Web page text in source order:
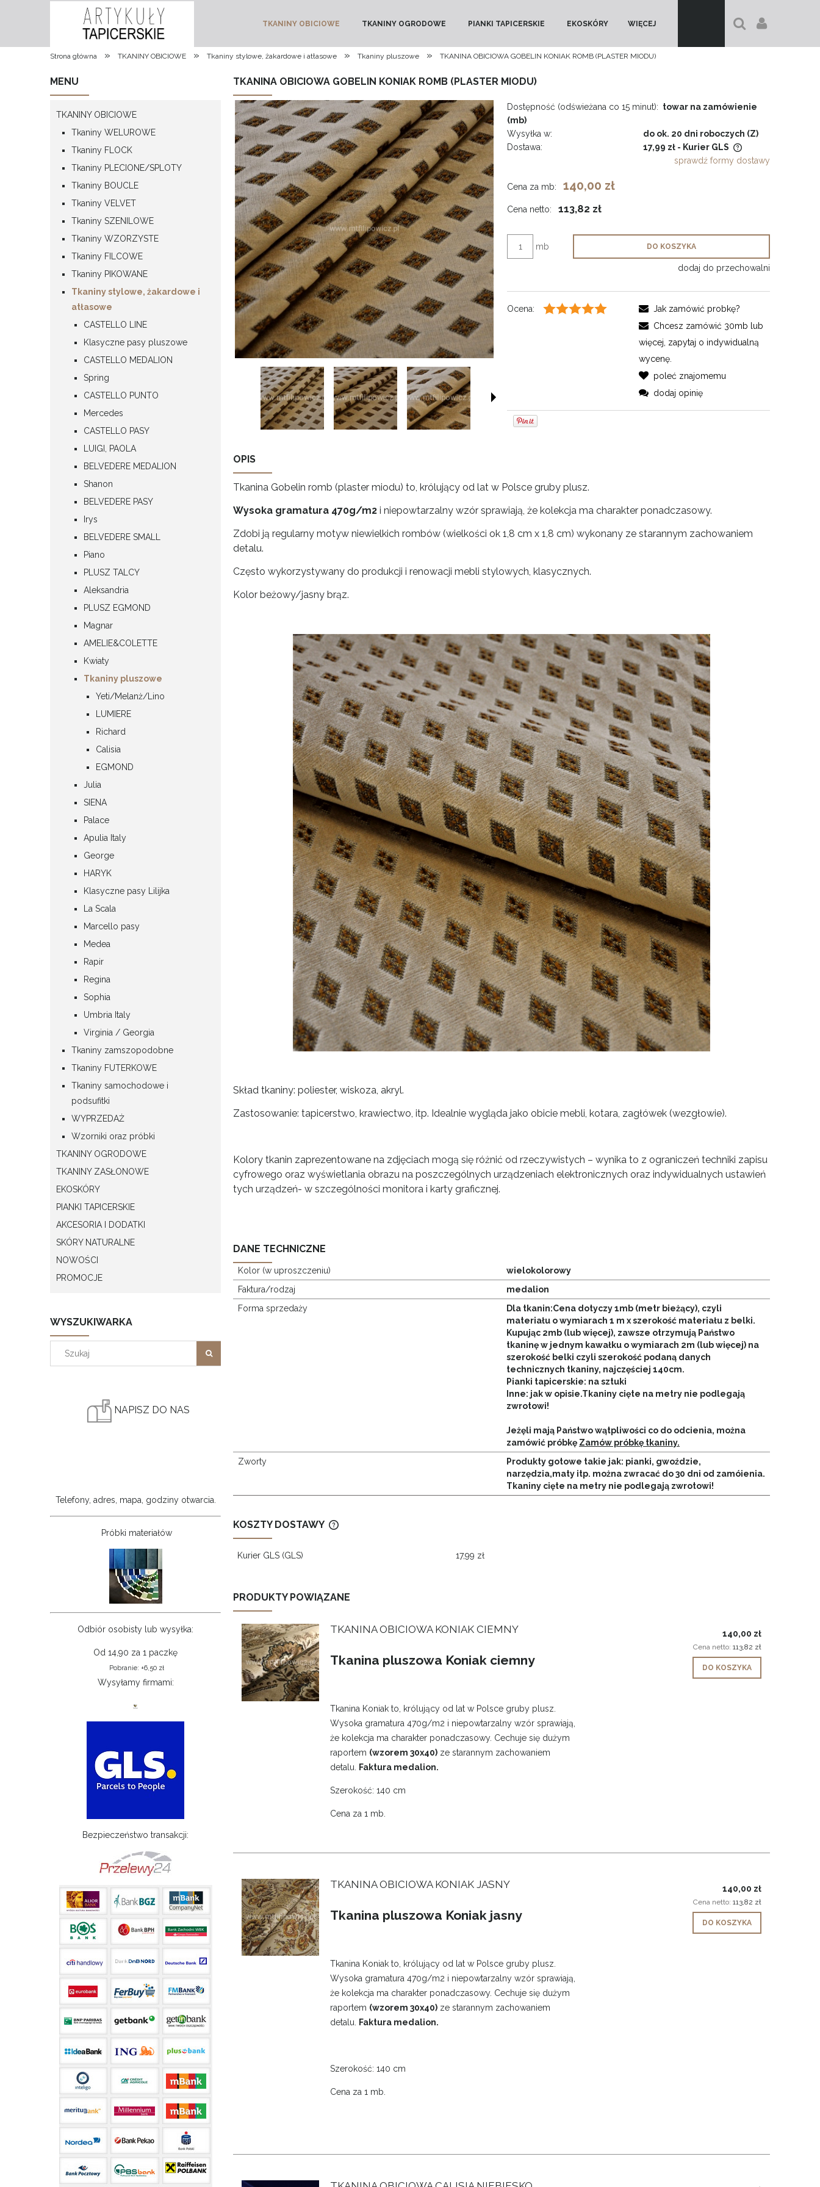
TKANINY OBICIOWE TKANINY OGRODOWE PIANKI TAPICERSKIE EKOSKÓRY WIĘCEJ
Strona główna » TKANINY OBICIOWE » Tkaniny stylowe, żakardowe i atłasowe » Tkaniny pluszowe » TKANINA OBICIOWA GOBELIN KONIAK ROMB (PLASTER MIODU)
MENU
TKANINY OBICIOWE
Tkaniny WELUROWE
Tkaniny FLOCK
Tkaniny PLECIONE/SPLOTY
Tkaniny BOUCLE
Tkaniny VELVET
Tkaniny SZENILOWE
Tkaniny WZORZYSTE
Tkaniny FILCOWE
Tkaniny PIKOWANE
Tkaniny stylowe, żakardowe i
atłasowe
CASTELLO LINE
Klasyczne pasy pluszowe
CASTELLO MEDALION
Spring
CASTELLO PUNTO
Mercedes
CASTELLO PASY
LUIGI, PAOLA
BELVEDERE MEDALION
Shanon
BELVEDERE PASY
Irys
BELVEDERE SMALL
Piano
PLUSZ TALCY
Aleksandria
PLUSZ EGMOND
Magnar
AMELIE&COLETTE
Kwiaty
Tkaniny pluszowe
Yeti/Melanż/Lino
LUMIERE
Richard
Calisia
EGMOND
Julia
SIENA
Palace
Apulia Italy
George
HARYK
Klasyczne pasy Lilijka
La Scala
Marcello pasy
Medea
Rapir
Regina
Sophia
Umbria Italy
Virginia / Georgia
Tkaniny zamszopodobne
Tkaniny FUTERKOWE
Tkaniny samochodowe i
podsufitki
WYPRZEDAŻ
Wzorniki oraz próbki
TKANINY OGRODOWE
TKANINY ZASŁONOWE
EKOSKÓRY
PIANKI TAPICERSKIE
AKCESORIA I DODATKI
SKÓRY NATURALNE
NOWOŚCI
PROMOCJE
WYSZUKIWARKA
NAPISZ DO NAS
Telefony, adres, mapa, godziny otwarcia.
Próbki materiałów
Odbiór osobisty lub wysyłka:
Od 14,90 za 1 paczkę
Pobranie: +6,50 zł
Wysyłamy firmami:
Bezpieczeństwo transakcji:
TKANINA OBICIOWA GOBELIN KONIAK ROMB (PLASTER MIODU)
Dostępność (odświeżana co 15 minut): towar na zamówienie
(mb)
Wysyłka w:
do ok. 20 dni roboczych (Z)
Dostawa:
17,99 zł - Kurier GLS
kosztów płatności
sprawdź formy dostawy
Cena za mb: 140,00 zł
Cena netto: 113,82 zł
mb DO KOSZYKA
dodaj do przechowalni
Ocena:
Jak zamówić probkę?
Chcesz zamówić 30mb lub
więcej, zapytaj o indywidualną
wycenę.
poleć znajomemu
dodaj opinię
OPIS
Tkanina Gobelin romb (plaster miodu) to, królujący od lat w Polsce gruby plusz.
Wysoka gramatura 470g/m2 i niepowtarzalny wzór sprawiają, że kolekcja ma charakter ponadczasowy.
Zdobi ją regularny motyw niewielkich rombów (wielkości ok 1,8 cm x 1,8 cm) wykonany ze starannym zachowaniem
detalu.
Często wykorzystywany do produkcji i renowacji mebli stylowych, klasycznych.
Kolor beżowy/jasny brąz.
Skład tkaniny: poliester, wiskoza, akryl.
Zastosowanie: tapicerstwo, krawiectwo, itp. Idealnie wygląda jako obicie mebli, kotara, zagłówek (wezgłowie).
Kolory tkanin zaprezentowane na zdjęciach mogą się różnić od rzeczywistych – wynika to z ograniczeń techniki zapisu
cyfrowego oraz wyświetlania obrazu na poszczególnych urządzeniach elektronicznych oraz indywidualnych ustawień
tych urządzeń- w szczególności monitora i karty graficznej.
DANE TECHNICZNE
Kolor (w uproszczeniu)
wielokolorowy
Faktura/rodzaj
medalion
Forma sprzedaży
Dla tkanin:Cena dotyczy 1mb (metr bieżący), czyli
materiału o wymiarach 1 m x szerokość materiału z belki.
Kupując 2mb (lub więcej), zawsze otrzymują Państwo
tkaninę w jednym kawałku o wymiarach 2m (lub więcej) na
szerokość belki czyli szerokość podaną danych
technicznych tkaniny, najczęściej 140cm.
Pianki tapicerskie: na sztuki
Inne: jak w opisie.Tkaniny cięte na metry nie podlegają
zwrotowi!
Jeżęli mają Państwo wątpliwości co do odcienia, można
zamówić próbkę Zamów próbkę tkaniny.
Zworty
Produkty gotowe takie jak: pianki, gwoździe,
narzędzia,maty itp. można zwracać do 30 dni od zamóienia.
Tkaniny cięte na metry nie podlegają zwrotowi!
KOSZTY DOSTAWY
CENA NIE ZAWIERA EWENTUALNYCH
Kurier GLS (GLS) 17,99 zł
PRODUKTY POWIĄZANE
TKANINA OBICIOWA KONIAK CIEMNY
Tkanina pluszowa Koniak ciemny
Tkanina Koniak to, królujący od lat w Polsce gruby plusz.
Wysoka gramatura 470g/m2 i niepowtarzalny wzór sprawiają,
że kolekcja ma charakter ponadczasowy. Cechuje się dużym
raportem (wzorem 30x40) ze starannym zachowaniem
detalu.
Faktura medalion.
Szerokość: 140 cm
Cena za 1 mb.
140,00 zł
Cena netto: 113,82 zł
DO KOSZYKA
TKANINA OBICIOWA KONIAK JASNY
Tkanina pluszowa Koniak jasny
Tkanina Koniak to, królujący od lat w Polsce gruby plusz.
Wysoka gramatura 470g/m2 i niepowtarzalny wzór sprawiają,
że kolekcja ma charakter ponadczasowy. Cechuje się dużym
raportem (wzorem 30x40) ze starannym zachowaniem
detalu.
Faktura medalion.
Szerokość: 140 cm
Cena za 1 mb.
140,00 zł
Cena netto: 113,82 zł
DO KOSZYKA